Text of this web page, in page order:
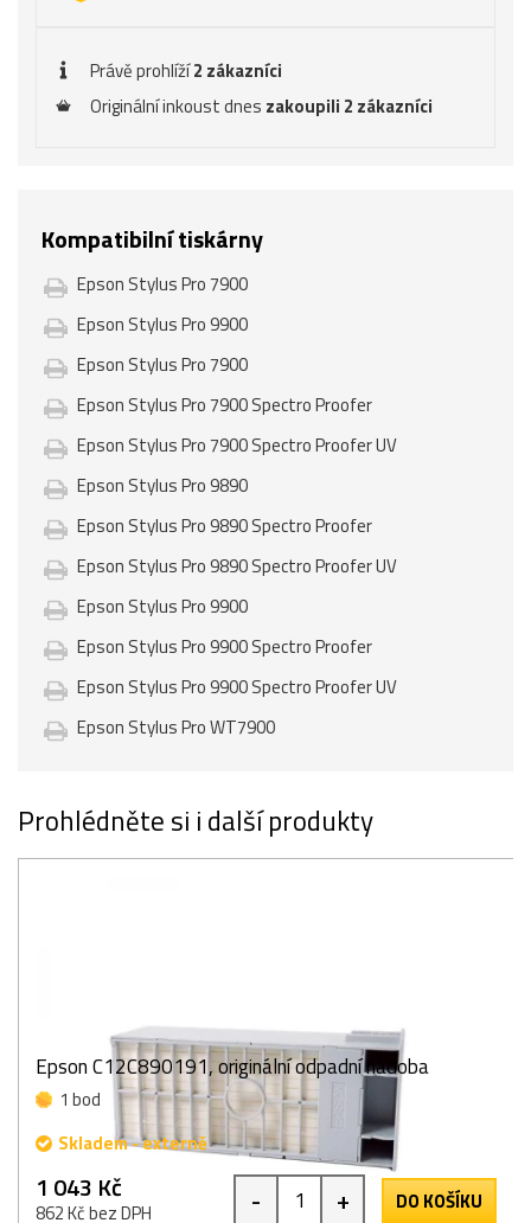
Právě prohlíží2 zákazníci
Originální inkoust dnes zakoupili 2 zákazníci
Kompatibilní tiskárny
Epson Stylus Pro 7900
Epson Stylus Pro 9900
Epson Stylus Pro 7900
Epson Stylus Pro 7900 Spectro Proofer
Epson Stylus Pro 7900 Spectro Proofer UV
Epson Stylus Pro 9890
Epson Stylus Pro 9890 Spectro Proofer
Epson Stylus Pro 9890 Spectro Proofer UV
Epson Stylus Pro 9900
Epson Stylus Pro 9900 Spectro Proofer
Epson Stylus Pro 9900 Spectro Proofer UV
Epson Stylus Pro WT7900
Prohlédněte si i další produkty
Epson C12C890191, originální odpadní nádoba
1 bod
Skladem - externě
1 043 Kč
862 Kč bez DPH - + DO KOŠÍKU